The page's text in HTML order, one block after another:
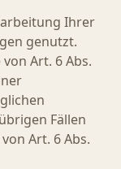
Ihrer
genutzt.
Art. 6 Abs.
Fällen
Art. 6 Abs.